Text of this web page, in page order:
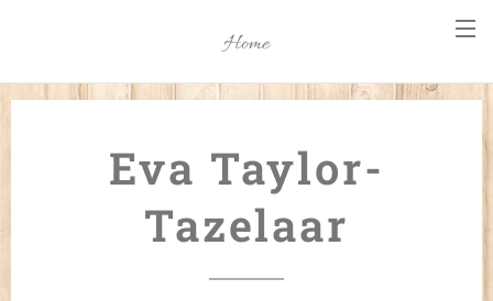
Home
Eva Taylor-
Tazelaar